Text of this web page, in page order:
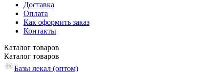
Доставка
Оплата
Как оформить заказ
Контакты
Каталог товаров
Каталог товаров
Базы лекал (оптом)